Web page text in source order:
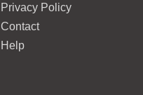
Privacy Policy
Contact
Help